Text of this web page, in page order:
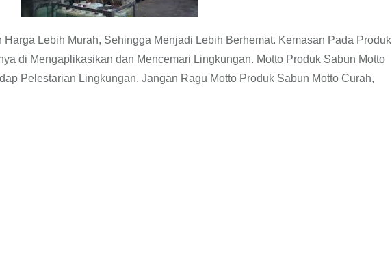
Harga Lebih Murah, Sehingga Menjadi Lebih Berhemat. Kemasan Pada Produk
di Mengaplikasikan dan Mencemari Lingkungan. Motto Produk Sabun Motto
Pelestarian Lingkungan. Jangan Ragu Motto Produk Sabun Motto Curah,